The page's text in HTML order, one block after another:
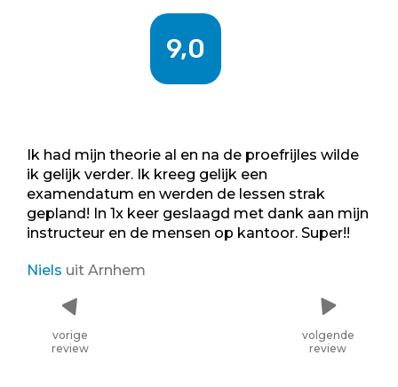
9,0
Ik had mijn theorie al en na de proefrijles wilde
ik gelijk verder. Ik kreeg gelijk een
examendatum en werden de lessen strak
gepland! In 1x keer geslaagd met dank aan mijn
instructeur en de mensen op kantoor. Super!!
Niels uit Arnhem
vorige
review
volgende
review